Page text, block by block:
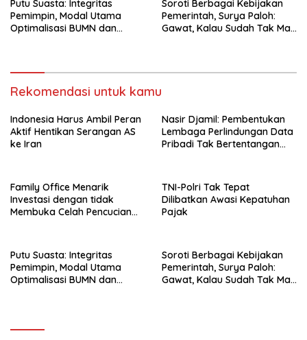
Putu Suasta: Integritas
Pemimpin, Modal Utama
Optimalisasi BUMN dan
Soroti Berbagai Kebijakan
Pemerintah, Surya Paloh:
Gawat, Kalau Sudah Tak Mau
Rekomendasi untuk kamu
Indonesia Harus Ambil Peran
Aktif Hentikan Serangan AS
ke Iran
Nasir Djamil: Pembentukan
Lembaga Perlindungan Data
Pribadi Tak Bertentangan
Family Office Menarik
Investasi dengan tidak
Membuka Celah Pencucian
TNI-Polri Tak Tepat
Dilibatkan Awasi Kepatuhan
Pajak
Putu Suasta: Integritas
Pemimpin, Modal Utama
Optimalisasi BUMN dan
Soroti Berbagai Kebijakan
Pemerintah, Surya Paloh:
Gawat, Kalau Sudah Tak Mau